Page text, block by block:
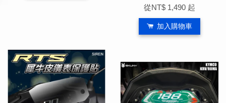
從NT$ 1,490 起
加入購物車